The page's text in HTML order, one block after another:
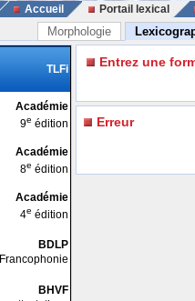
Accueil Portail lexical
Morphologie
TLFi
Académie
9e édition
Académie
8e édition
Académie
4e édition
BDLP
Francophonie
BHVF
Entrez une
Erreur